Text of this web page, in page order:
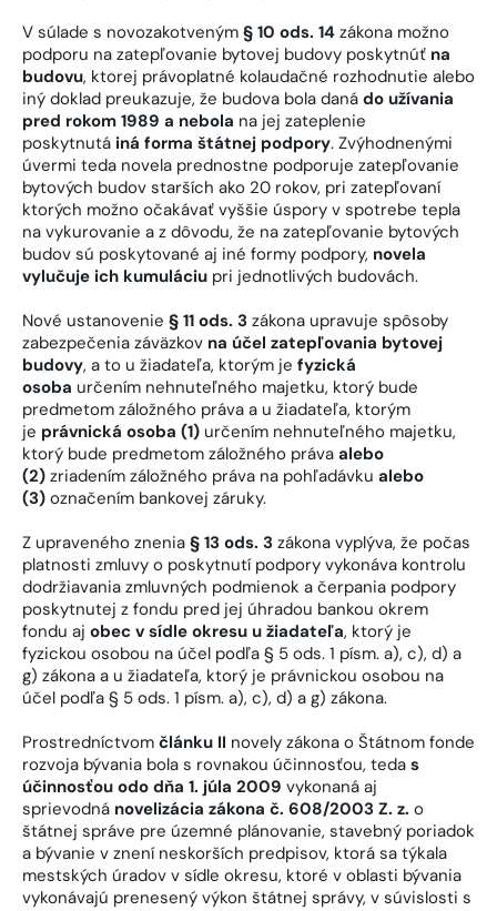
V súlade s novozakotveným § 10 ods. 14 zákona možno
podporu na zatepľovanie bytovej budovy poskytnúť na
budovu, ktorej právoplatné kolaudačné rozhodnutie alebo
iný doklad preukazuje, že budova bola daná do užívania
pred rokom 1989 a nebola na jej zateplenie
poskytnutá iná forma štátnej podpory. Zvýhodnenými
úvermi teda novela prednostne podporuje zatepľovanie
bytových budov starších ako 20 rokov, pri zatepľovaní
ktorých možno očakávať vyššie úspory v spotrebe tepla
na vykurovanie a z dôvodu, že na zatepľovanie bytových
budov sú poskytované aj iné formy podpory, novela
vylučuje ich kumuláciu pri jednotlivých budovách.
Nové ustanovenie § 11 ods. 3 zákona upravuje spôsoby
zabezpečenia záväzkov na účel zatepľovania bytovej
budovy, a to u žiadateľa, ktorým je fyzická
osoba určením nehnuteľného majetku, ktorý bude
predmetom záložného práva a u žiadateľa, ktorým
je právnická osoba (1) určením nehnuteľného majetku,
ktorý bude predmetom záložného práva alebo
(2) zriadením záložného práva na pohľadávku alebo
(3) označením bankovej záruky.
Z upraveného znenia § 13 ods. 3 zákona vyplýva, že počas
platnosti zmluvy o poskytnutí podpory vykonáva kontrolu
dodržiavania zmluvných podmienok a čerpania podpory
poskytnutej z fondu pred jej úhradou bankou okrem
fondu aj obec v sídle okresu u žiadateľa, ktorý je
fyzickou osobou na účel podľa § 5 ods. 1 písm. a), c), d) a
g) zákona a u žiadateľa, ktorý je právnickou osobou na
účel podľa § 5 ods. 1 písm. a), c), d) a g) zákona.
Prostredníctvom článku II novely zákona o Štátnom fonde
rozvoja bývania bola s rovnakou účinnosťou, teda s
účinnosťou odo dňa 1. júla 2009 vykonaná aj
sprievodná novelizácia zákona č. 608/2003 Z. z. o
štátnej správe pre územné plánovanie, stavebný poriadok
a bývanie v znení neskorších predpisov, ktorá sa týkala
mestských úradov v sídle okresu, ktoré v oblasti bývania
vykonávajú prenesený výkon štátnej správy, v súvislosti s